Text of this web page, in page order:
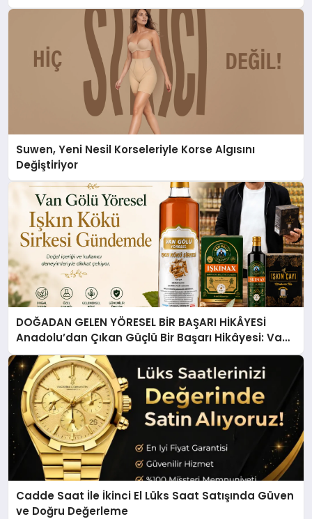
Suwen, Yeni Nesil Korseleriyle Korse Algısını
Değiştiriyor
DOĞADAN GELEN YÖRESEL BİR BAŞARI HİKÂYESİ
Anadolu’dan Çıkan Güçlü Bir Başarı Hikâyesi: Van
Gölü Yöresel Işkın Kökü Sirkesi
Cadde Saat İle İkinci El Lüks Saat Satışında Güven
ve Doğru Değerleme